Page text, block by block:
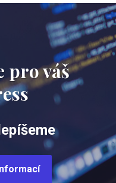
pro váš